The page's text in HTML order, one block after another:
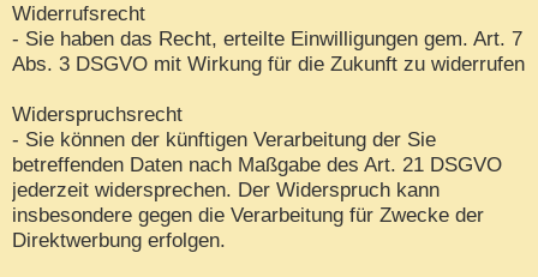
Widerrufsrecht
- Sie haben das Recht, erteilte Einwilligungen gem. Art. 7
Abs. 3 DSGVO mit Wirkung für die Zukunft zu widerrufen
Widerspruchsrecht
- Sie können der künftigen Verarbeitung der Sie
betreffenden Daten nach Maßgabe des Art. 21 DSGVO
jederzeit widersprechen. Der Widerspruch kann
insbesondere gegen die Verarbeitung für Zwecke der
Direktwerbung erfolgen.